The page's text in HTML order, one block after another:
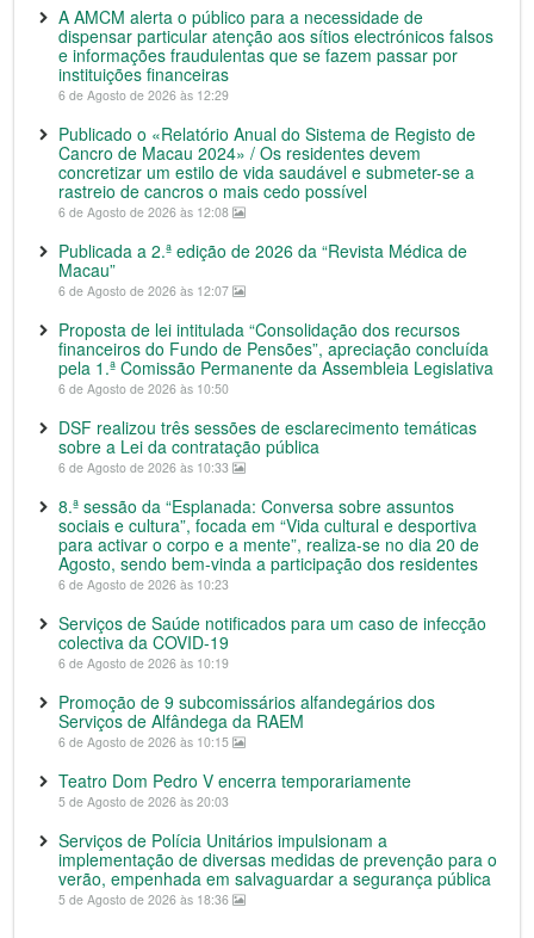
A AMCM alerta o público para a necessidade de
dispensar particular atenção aos sítios electrónicos falsos
e informações fraudulentas que se fazem passar por
instituições financeiras
6 de Agosto de 2026 às 12:29
Publicado o «Relatório Anual do Sistema de Registo de
Cancro de Macau 2024» / Os residentes devem
concretizar um estilo de vida saudável e submeter-se a
rastreio de cancros o mais cedo possível
6 de Agosto de 2026 às 12:08
Publicada a 2.ª edição de 2026 da “Revista Médica de
Macau”
6 de Agosto de 2026 às 12:07
Proposta de lei intitulada “Consolidação dos recursos
financeiros do Fundo de Pensões”, apreciação concluída
pela 1.ª Comissão Permanente da Assembleia Legislativa
6 de Agosto de 2026 às 10:50
DSF realizou três sessões de esclarecimento temáticas
sobre a Lei da contratação pública
6 de Agosto de 2026 às 10:33
8.ª sessão da “Esplanada: Conversa sobre assuntos
sociais e cultura”, focada em “Vida cultural e desportiva
para activar o corpo e a mente”, realiza-se no dia 20 de
Agosto, sendo bem-vinda a participação dos residentes
6 de Agosto de 2026 às 10:23
Serviços de Saúde notificados para um caso de infecção
colectiva da COVID-19
6 de Agosto de 2026 às 10:19
Promoção de 9 subcomissários alfandegários dos
Serviços de Alfândega da RAEM
6 de Agosto de 2026 às 10:15
Teatro Dom Pedro V encerra temporariamente
5 de Agosto de 2026 às 20:03
Serviços de Polícia Unitários impulsionam a
implementação de diversas medidas de prevenção para o
verão, empenhada em salvaguardar a segurança pública
5 de Agosto de 2026 às 18:36